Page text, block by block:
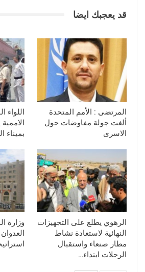
قد يعجبك ايضا
المرتضى : الأمم المتحدة
ألغت جولة مفاوضات حول
الاسرى
اللواء
بميناء
الرهوي يطلع على التجهيزات
النهائية لاستعادة نشاط
مطار صنعاء واستقبال
الرحلات ابتداء…
وزارة